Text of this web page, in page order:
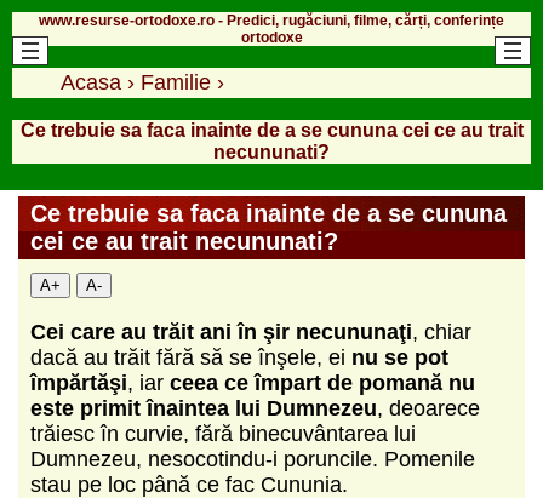
www.resurse-ortodoxe.ro - Predici, rugăciuni, filme, cărți, conferințe
ortodoxe
Acasa › Familie ›
Ce trebuie sa faca inainte de a se cununa cei ce au trait
necununati?
Ce trebuie sa faca inainte de a se cununa
cei ce au trait necununati?
A+ A-
Cei care au trăit ani în şir necununaţi, chiar
dacă au trăit fără să se înşele, ei nu se pot
împărtăşi, iar ceea ce împart de pomană nu
este primit înaintea lui Dumnezeu, deoarece
trăiesc în curvie, fără binecuvântarea lui
Dumnezeu, nesocotindu-i poruncile. Pomenile
stau pe loc până ce fac Cununia.